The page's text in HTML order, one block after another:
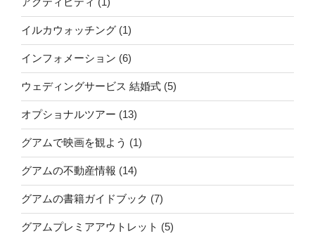
イルカウォッチング (1)
インフォメーション (6)
ウェディングサービス 結婚式 (5)
オプショナルツアー (13)
グアムで映画を観よう (1)
グアムの不動産情報 (14)
グアムの書籍ガイドブック (7)
グアムプレミアアウトレット (5)